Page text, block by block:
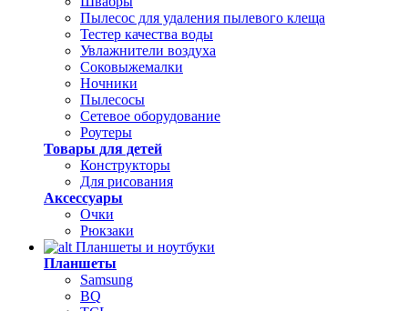
Пылесос для удаления пылевого клеща
Тестер качества воды
Увлажнители воздуха
Соковыжемалки
Ночники
Пылесосы
Сетевое оборудование
Роутеры
Товары для детей
Конструкторы
Для рисования
Аксессуары
Очки
Рюкзаки
Планшеты и ноутбуки
Планшеты
Samsung
BQ